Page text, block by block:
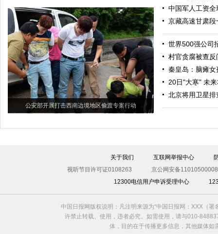
公安部开展打击西南边境地区偷渡专案行动
中国军人工资
京藏高速甘肃
世界500强公司
村官贪腐被查
秦皇岛：脑瘫
20日"大寒" 未
北京将用卫星
关于我们 互联网举报中心
视听节目许可证0108263
京公网安备
12300电信用户申诉受理中心
中国日报网版权说明：凡注明来源为“中国日报网：XXX（
许禁止转载、使用，违者必究。如需使用，请与010-
体，目的在于传播更多信息，其他媒体